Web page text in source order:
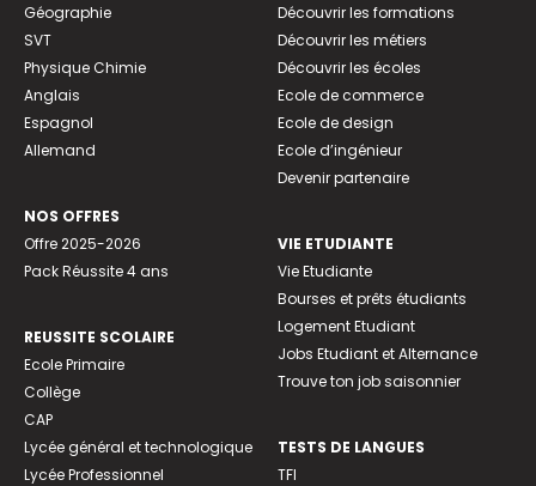
Géographie
SVT
Physique Chimie
Anglais
Espagnol
Allemand
NOS OFFRES
Offre 2025-2026
Pack Réussite 4 ans
REUSSITE SCOLAIRE
Ecole Primaire
Collège
CAP
Lycée général et technologique
Lycée Professionnel
Découvrir les formations
Découvrir les métiers
Découvrir les écoles
Ecole de commerce
Ecole de design
Ecole d’ingénieur
Devenir partenaire
VIE ETUDIANTE
Vie Etudiante
Bourses et prêts étudiants
Logement Etudiant
Jobs Etudiant et Alternance
Trouve ton job saisonnier
TESTS DE LANGUES
TFI